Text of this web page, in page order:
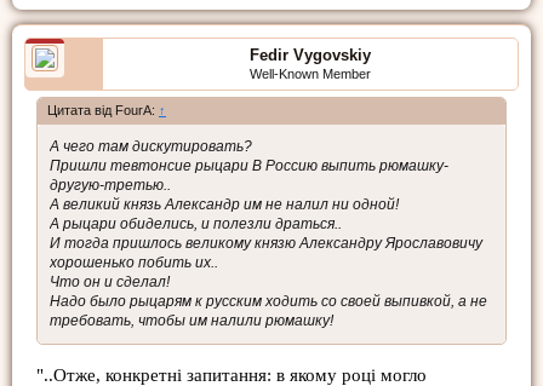
Fedir Vygovskiy
Well-Known Member
Цитата від FourA: ↑
А чего там дискутировать?
Пришли тевтонсие рыцари В Россию выпить рюмашку-
другую-третью..
А великий князь Александр им не налил ни одной!
А рыцари обиделись, и полезли драться..
И тогда пришлось великому князю Александру Ярославовичу
хорошенько побить их..
Что он и сделал!
Надо было рыцарям к русским ходить со своей выпивкой, а не
требовать, чтобы им налили рюмашку!
"..Отже, конкретні запитання: в якому році могло